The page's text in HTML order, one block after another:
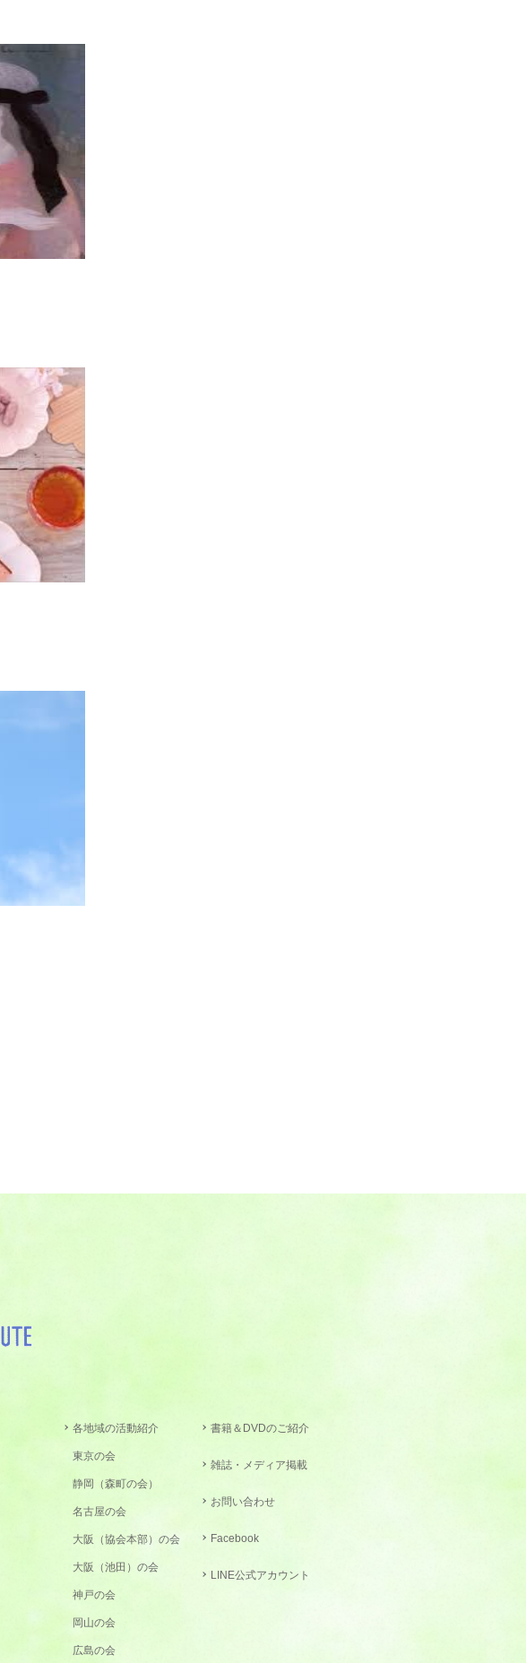
各地域の活動紹介
東京の会
静岡（森町の会）
名古屋の会
大阪（協会本部）の会
大阪（池田）の会
神戸の会
岡山の会
広島の会
書籍＆DVDのご紹介
雑誌・メディア掲載
お問い合わせ
Facebook
LINE公式アカウント